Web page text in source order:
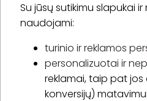
Su jūsų sutikimu slapukai
naudojami:
turinio ir reklamos
personalizuotai ir
reklamai, taip pat
konversijų)
Apie „BookitNow“